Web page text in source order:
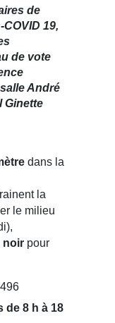
de
19,
de vote
André
Ginette
dans la
la
le milieu
noir pour
de 8 h à 18